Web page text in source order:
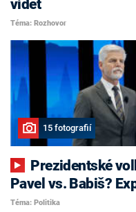
vidět
Téma: Rozhovor
15 fotografií
Pavel vs. Babiš?
Téma: Politika